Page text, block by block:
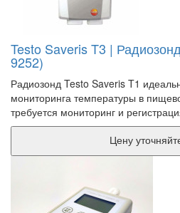
Testo Saveris T3 |
9252)
Радиозонд Testo Saveris T1
мониторинга температуры в
требуется мониторинг и